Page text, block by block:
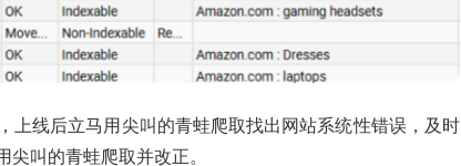
上线后立马用尖叫的青蛙爬取找出网站系统性错误，及时
叫的青蛙爬取并改正。